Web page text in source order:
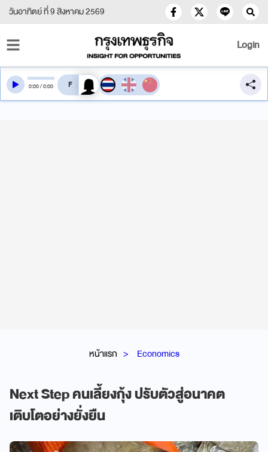
วันอาทิตย์ ที่ 9 สิงหาคม 2569
Login
หน้าแรก Economics
Next Step คนเลี้ยงกุ้ง ปรับตัวสู่อนาคต
เติบโตอย่างยั่งยืน
0:00/0:00 สลับเสียงอ่าน